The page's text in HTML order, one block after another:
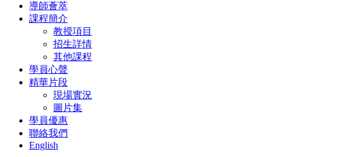
導師薈萃
課程簡介
教授項目
招生詳情
其他課程
學員心聲
精華片段
現場實況
圖片集
學員優惠
聯絡我們
English